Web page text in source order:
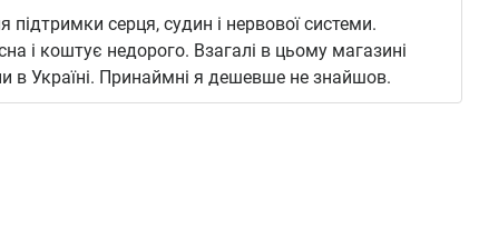
серця, судин і нервової системи.
і коштує недорого. Взагалі в цьому магазині
в Україні. Принаймні я дешевше не знайшов.